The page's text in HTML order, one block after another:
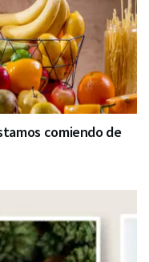
comiendo de